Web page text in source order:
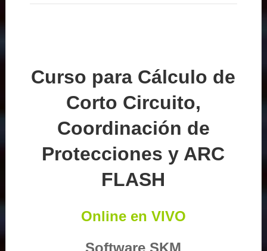
Curso para Cálculo de
Corto Circuito,
Coordinación de
Protecciones y ARC
FLASH
Online en VIVO